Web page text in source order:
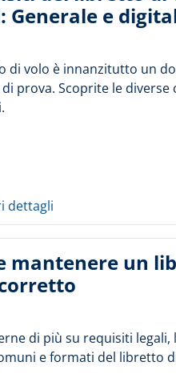
Generale e
di volo è innanzitutto un
prova. Scoprite le diverse
dettagli
mantenere un
di più su requisiti legali,
e formati del libretto